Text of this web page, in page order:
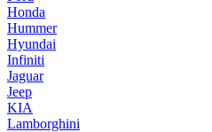
Honda
Hummer
Hyundai
Infiniti
Jaguar
Jeep
KIA
Lamborghini